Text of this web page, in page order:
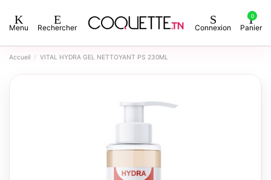
Menu Rechercher Connexion
0
Panier
Accueil VITAL HYDRA GEL NETTOYANT PS 230ML